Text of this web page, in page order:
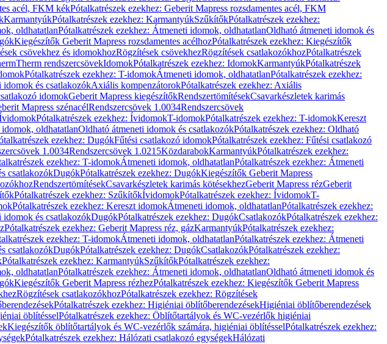
acél, FKM kékPótalkatrészek ezekhez: Geberit Mapress rozsdamentes acél, FKM
KarmantyúkPótalkatrészek ezekhez: KarmantyúkSzűkítőkPótalkatrészek ezekhez:
oldhatatlanPótalkatrészek ezekhez: Átmeneti idomok, oldhatatlanOldható átmeneti idomok és
Kiegészítők Geberit Mapress rozsdamentes acélhozPótalkatrészek ezekhez: Kiegészítők
csövekhez és idomokhozRögzítések csövekhezRögzítések csatlakozókhozPótalkatrészek
Therm rendszercsövekIdomokPótalkatrészek ezekhez: IdomokKarmantyúkPótalkatrészek
Pótalkatrészek ezekhez: T-idomokÁtmeneti idomok, oldhatatlanPótalkatrészek ezekhez:
idomok és csatlakozókAxiális kompenzátorokPótalkatrészek ezekhez: Axiális
idomokGeberit Mapress kiegészítőkRendszertömítésekCsavarkészletek karimás
Mapress szénacélRendszercsövek 1.0034Rendszercsövek
Pótalkatrészek ezekhez: ÍvidomokT-idomokPótalkatrészek ezekhez: T-idomokKereszt
oldhatatlanOldható átmeneti idomok és csatlakozókPótalkatrészek ezekhez: Oldható
ezekhez: DugókFűtési csatlakozó idomokPótalkatrészek ezekhez: Fűtési csatlakozó
1.0034Rendszercsövek 1.0215KözdarabokKarmantyúkPótalkatrészek ezekhez:
ezekhez: T-idomokÁtmeneti idomok, oldhatatlanPótalkatrészek ezekhez: Átmeneti
csatlakozókDugókPótalkatrészek ezekhez: DugókKiegészítők Geberit Mapress
RendszertömítésekCsavarkészletek karimás kötésekhezGeberit Mapress rézGeberit
Pótalkatrészek ezekhez: SzűkítőkÍvidomokPótalkatrészek ezekhez: ÍvidomokT-
Pótalkatrészek ezekhez: Kereszt idomokÁtmeneti idomok, oldhatatlanPótalkatrészek ezekhez:
idomok és csatlakozókDugókPótalkatrészek ezekhez: DugókCsatlakozókPótalkatrészek ezekhez:
Pótalkatrészek ezekhez: Geberit Mapress réz, gázKarmantyúkPótalkatrészek ezekhez:
ezekhez: T-idomokÁtmeneti idomok, oldhatatlanPótalkatrészek ezekhez: Átmeneti
csatlakozókDugókPótalkatrészek ezekhez: DugókCsatlakozókPótalkatrészek ezekhez:
Pótalkatrészek ezekhez: KarmantyúkSzűkítőkPótalkatrészek ezekhez:
oldhatatlanPótalkatrészek ezekhez: Átmeneti idomok, oldhatatlanOldható átmeneti idomok és
Kiegészítők Geberit Mapress rézhezPótalkatrészek ezekhez: Kiegészítők Geberit Mapress
Rögzítések csatlakozókhozPótalkatrészek ezekhez: Rögzítések
Pótalkatrészek ezekhez: Higiéniai öblítőberendezésekHigiéniai öblítőberendezések
öblítésselPótalkatrészek ezekhez: Öblítőtartályok és WC-vezérlők higiéniai
Kiegészítők öblítőtartályok és WC-vezérlők számára, higiéniai öblítésselPótalkatrészek ezekhez:
Pótalkatrészek ezekhez: Hálózati csatlakozó egységekHálózati